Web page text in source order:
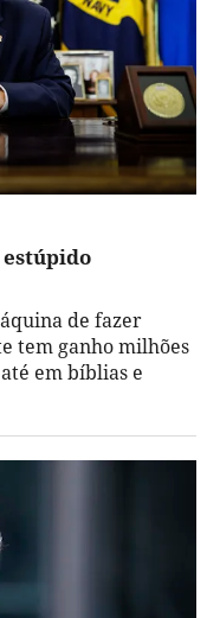
de fazer
tem ganho milhões
em bíblias e